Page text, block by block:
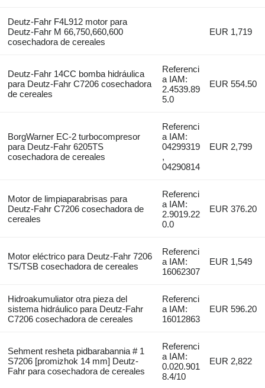
Deutz-Fahr F4L912 motor para
Deutz-Fahr M 66,750,660,600
cosechadora de cereales
EUR 1,719
Deutz-Fahr 14CC bomba hidráulica
para Deutz-Fahr C7206 cosechadora
de cereales
Referenci
a IAM:
2.4539.89
5.0
EUR 554.50
BorgWarner EC-2 turbocompresor
para Deutz-Fahr 6205TS
cosechadora de cereales
Referenci
a IAM:
04299319
,
04290814
EUR 2,799
Motor de limpiaparabrisas para
Deutz-Fahr C7206 cosechadora de
cereales
Referenci
a IAM:
2.9019.22
0.0
EUR 376.20
Motor eléctrico para Deutz-Fahr 7206
TS/TSB cosechadora de cereales
Referenci
a IAM:
16062307
EUR 1,549
Hidroakumuliator otra pieza del
sistema hidráulico para Deutz-Fahr
C7206 cosechadora de cereales
Referenci
a IAM:
16012863
EUR 596.20
Sehment resheta pidbarabannia # 1
S7206 [promizhok 14 mm] Deutz-
Fahr para cosechadora de cereales
Referenci
a IAM:
0.020.901
8.4/10
EUR 2,822